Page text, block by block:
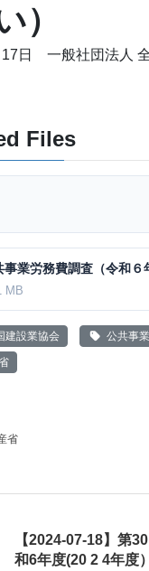
）
17日 一般社団法人
Files
MB
建設業協会 公共事
省
【2024-07-18】第
和6年度(20 2 4年度